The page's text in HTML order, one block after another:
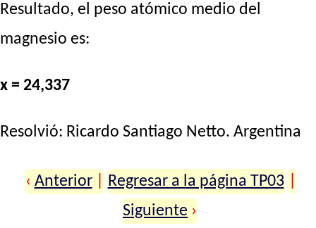
Resultado, el peso atómico medio del
magnesio es:
x = 24,337
Resolvió: Ricardo Santiago Netto. Argentina
‹ Anterior Regresar a la página TP03
Siguiente ›